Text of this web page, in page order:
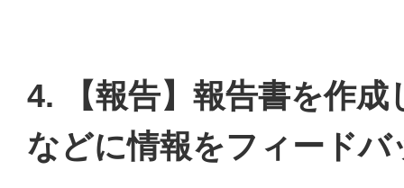
4. 【報告】報告書を作成
などに情報をフィードバ